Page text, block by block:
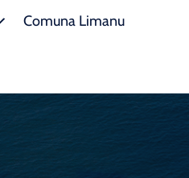
Comuna Limanu